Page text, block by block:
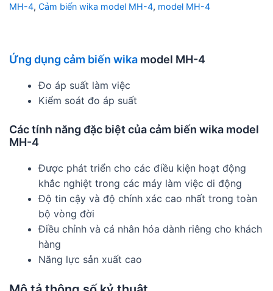
4
MH-4, Cảm biến wika model MH-4, model MH-4
Ứng dụng cảm biến wika model MH-4
Đo áp suất làm việc
Kiểm soát đo áp suất
Các tính năng đặc biệt của cảm biến wika model
MH-4
Được phát triển cho các điều kiện hoạt động
khắc nghiệt trong các máy làm việc di động
Độ tin cậy và độ chính xác cao nhất trong toàn
bộ vòng đời
Điều chỉnh và cá nhân hóa dành riêng cho khách
hàng
Năng lực sản xuất cao